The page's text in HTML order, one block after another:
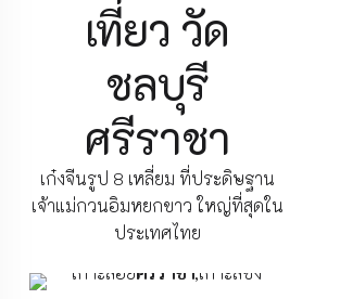
เที่ยว วัด
ชลบุรี
ศรีราชา
เก๋งจีนรูป 8 เหลี่ยม ที่ประดิษฐาน
เจ้าแม่กวนอิมหยกขาว ใหญ่ที่สุดใน
ประเทศไทย